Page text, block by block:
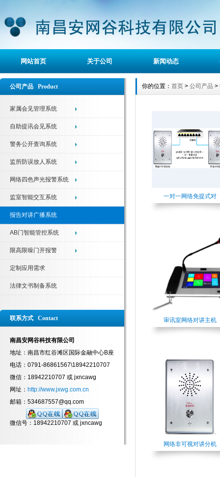
网站首页 关于公司 新闻动态
公司产品 Product
家属会见管理系统
自助提讯会见系统
警务公开查询系统
监所防误放人系统
网络四色声光报警系统
监室智能交互系统
报告对讲广播系统
AB门智能管控系统
限高限噪门开报警
定制应用需求
法律文书制备系统
联系方式 Contact
南昌安网谷科技有限公司
地址：南昌市红谷滩区国际金融中心B座
电话：0791-86861567\18942210707
微信：18942210707 或 jxncawg
网址： http://www.jxwg.com.cn
邮箱：534687557@qq.com
微信号：18942210707 或 jxncawg
你的位置： 首页 > 公司产品 >
一对一网络免提式对
审讯室网络对讲主机
网络非可视对讲分机